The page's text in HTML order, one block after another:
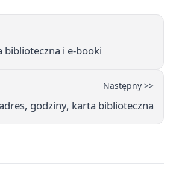
biblioteczna i e-booki
Następny >>
godziny, karta biblioteczna